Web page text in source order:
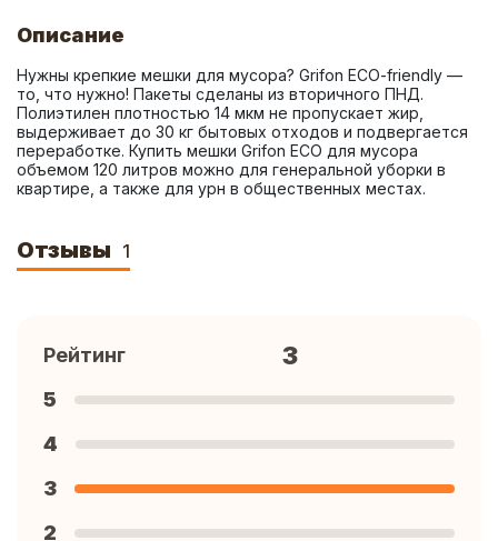
Описание
Нужны крепкие мешки для мусора? Grifon ECO-friendly —
то, что нужно! Пакеты сделаны из вторичного ПНД.
Полиэтилен плотностью 14 мкм не пропускает жир,
выдерживает до 30 кг бытовых отходов и подвергается
переработке. Купить мешки Grifon ECO для мусора
объемом 120 литров можно для генеральной уборки в
квартире, а также для урн в общественных местах.
Отзывы 1
Рейтинг 3
5
4
3
2